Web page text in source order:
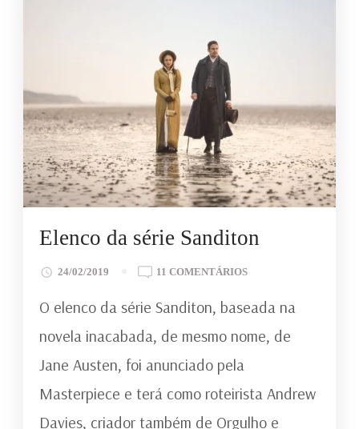
Elenco da série Sanditon
24/02/2019 11 COMENTÁRIOSEM
DA
SANDITON
O elenco da série Sanditon, baseada na
novela inacabada, de mesmo nome, de
Jane Austen, foi anunciado pela
Masterpiece e terá como roteirista Andrew
Davies, criador também de Orgulho e